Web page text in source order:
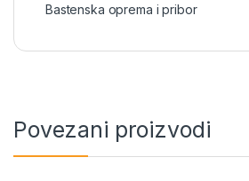
Bastenska oprema i pribor
Povezani proizvodi